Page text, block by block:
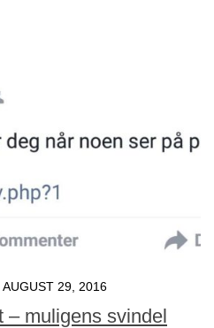
AUGUST 29, 2016
– muligens svindel